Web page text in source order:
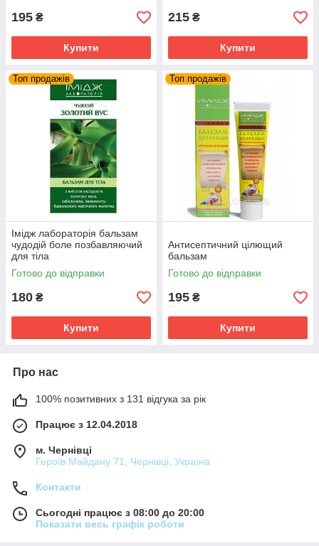
195 ₴
Купити
215 ₴
Купити
Топ продажів
Імідж лабораторія бальзам
чудодій боле позбавляючий
для тіла
Готово до відправки
180 ₴
Купити
Топ продажів
Антисептичний цілющий
бальзам
Готово до відправки
195 ₴
Купити
Про нас
100% позитивних з 131 відгука за рік
Працює з 12.04.2018
м. Чернівці
Героїв Майдану 71, Чернівці, Україна
Контакти
Сьогодні працює з 08:00 до 20:00
Показати весь графік роботи